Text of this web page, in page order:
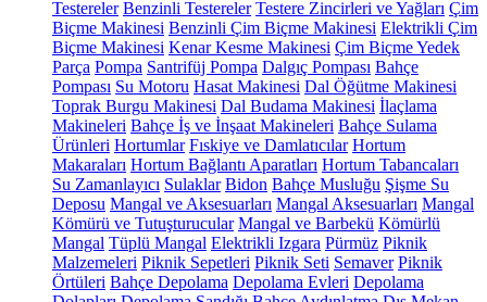
Testereler Benzinli Testereler Testere Zincirleri ve Yağları Çim
Biçme Makinesi Benzinli Çim Biçme Makinesi Elektrikli Çim
Biçme Makinesi Kenar Kesme Makinesi Çim Biçme Yedek
Parça Pompa Santrifüj Pompa Dalgıç Pompası Bahçe
Pompası Su Motoru Hasat Makinesi Dal Öğütme Makinesi
Toprak Burgu Makinesi Dal Budama Makinesi İlaçlama
Makineleri Bahçe İş ve İnşaat Makineleri Bahçe Sulama
Ürünleri Hortumlar Fıskiye ve Damlatıcılar Hortum
Makaraları Hortum Bağlantı Aparatları Hortum Tabancaları
Su Zamanlayıcı Sulaklar Bidon Bahçe Musluğu Şişme Su
Deposu Mangal ve Aksesuarları Mangal Aksesuarları Mangal
Kömürü ve Tutuşturucular Mangal ve Barbekü Kömürlü
Mangal Tüplü Mangal Elektrikli Izgara Pürmüz Piknik
Malzemeleri Piknik Sepetleri Piknik Seti Semaver Piknik
Örtüleri Bahçe Depolama Depolama Evleri Depolama